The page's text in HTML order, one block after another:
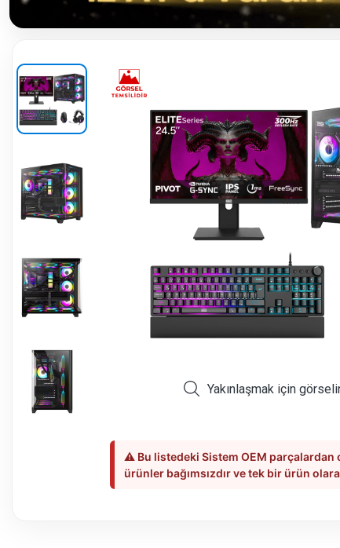
Yakınlaşmak için
⚠️ Bu listedeki Sistem OEM
ürünler bağımsızdır ve tek bir ürün